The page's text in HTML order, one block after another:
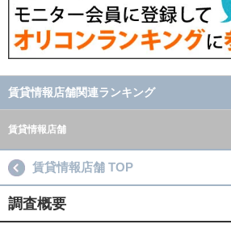
賃貸情報店舗関連ランキング
賃貸情報店舗
賃貸情報店舗 TOP
調査概要